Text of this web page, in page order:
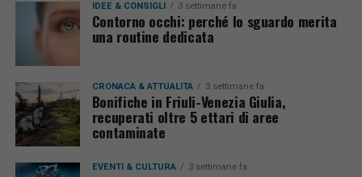
IDEE & CONSIGLI 3 settimane fa
Contorno occhi: perché lo sguardo merita
una routine dedicata
CRONACA & ATTUALITÀ 3 settimane fa
Bonifiche in Friuli-Venezia Giulia,
recuperati oltre 5 ettari di aree
contaminate
EVENTI & CULTURA 3 settimane fa